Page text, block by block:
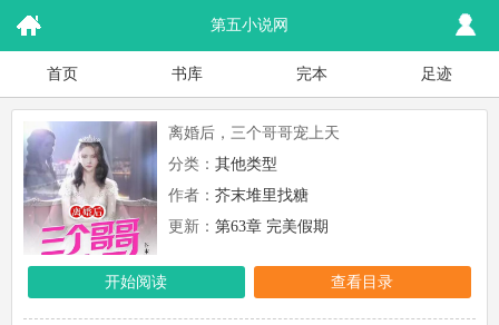
第五小说网
首页 书库 完本 足迹
离婚后，三个哥哥宠上天
分类： 其他类型
作者： 芥末堆里找糖
更新： 第63章 完美假期
开始阅读 查看目录